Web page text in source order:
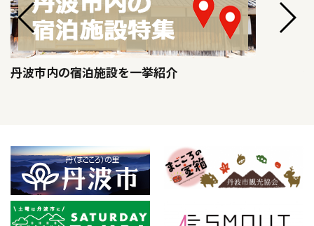
丹波市内の宿泊施設を一挙紹介